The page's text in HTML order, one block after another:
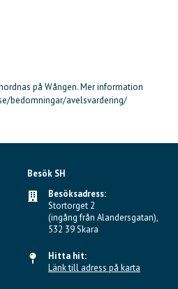
på Wången. Mer information
bedomningar/avelsvardering/
Besök SH
Besöksadress:
Stortorget 2
(ingång från Alandersgatan),
532 39 Skara
Hitta hit:
Länk till adress på karta